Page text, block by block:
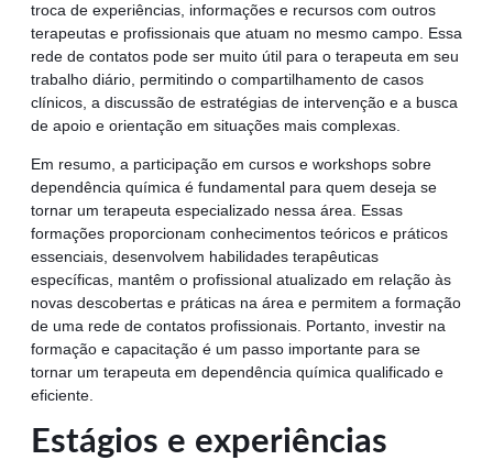
troca de experiências, informações e recursos com outros
terapeutas e profissionais que atuam no mesmo campo. Essa
rede de contatos pode ser muito útil para o terapeuta em seu
trabalho diário, permitindo o compartilhamento de casos
clínicos, a discussão de estratégias de intervenção e a busca
de apoio e orientação em situações mais complexas.
Em resumo, a participação em cursos e workshops sobre
dependência química é fundamental para quem deseja se
tornar um terapeuta especializado nessa área. Essas
formações proporcionam conhecimentos teóricos e práticos
essenciais, desenvolvem habilidades terapêuticas
específicas, mantêm o profissional atualizado em relação às
novas descobertas e práticas na área e permitem a formação
de uma rede de contatos profissionais. Portanto, investir na
formação e capacitação é um passo importante para se
tornar um terapeuta em dependência química qualificado e
eficiente.
Estágios e experiências